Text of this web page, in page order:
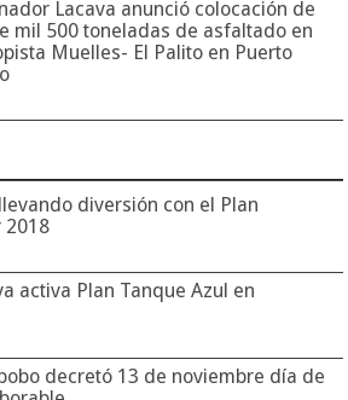
Lacava anunció colocación de
mil 500 toneladas de asfaltado en
Muelles- El Palito en Puerto
diversión con el Plan
2018
activa Plan Tanque Azul en
decretó 13 de noviembre día de